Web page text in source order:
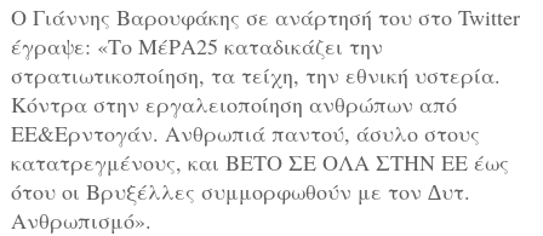
Ο Γιάννης Βαρουφάκης σε ανάρτησή του στο Twitter
έγραψε: «Το ΜέΡΑ25 καταδικάζει την
στρατιωτικοποίηση, τα τείχη, την εθνική υστερία.
Κόντρα στην εργαλειοποίηση ανθρώπων από
ΕΕ&Ερντογάν. Ανθρωπιά παντού, άσυλο στους
κατατρεγμένους, και ΒΕΤΟ ΣΕ ΟΛΑ ΣΤΗΝ ΕΕ έως
ότου οι Βρυξέλλες συμμορφωθούν με τον ∆υτ.
Ανθρωπισμό».